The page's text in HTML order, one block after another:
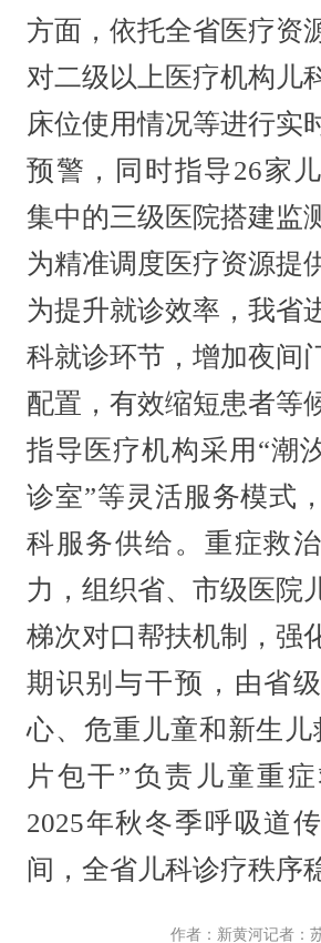
方面，依托全省医疗资
对二级以上医疗机构儿
床位使用情况等进行实
预警，同时指导26家
集中的三级医院搭建监
为精准调度医疗资源提
为提升就诊效率，我省
科就诊环节，增加夜间
配置，有效缩短患者等
指导医疗机构采用“潮
诊室”等灵活服务模式
科服务供给。重症救
力，组织省、市级医院
梯次对口帮扶机制，强
期识别与干预，由省
心、危重儿童和新生儿
片包干”负责儿童重
2025年秋冬季呼吸道
间，全省儿科诊疗秩序
作者：新黄河记者：